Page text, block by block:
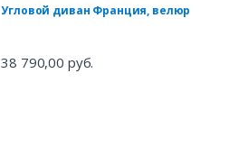
Угловой диван Франция, велюр
38 790,00 руб.